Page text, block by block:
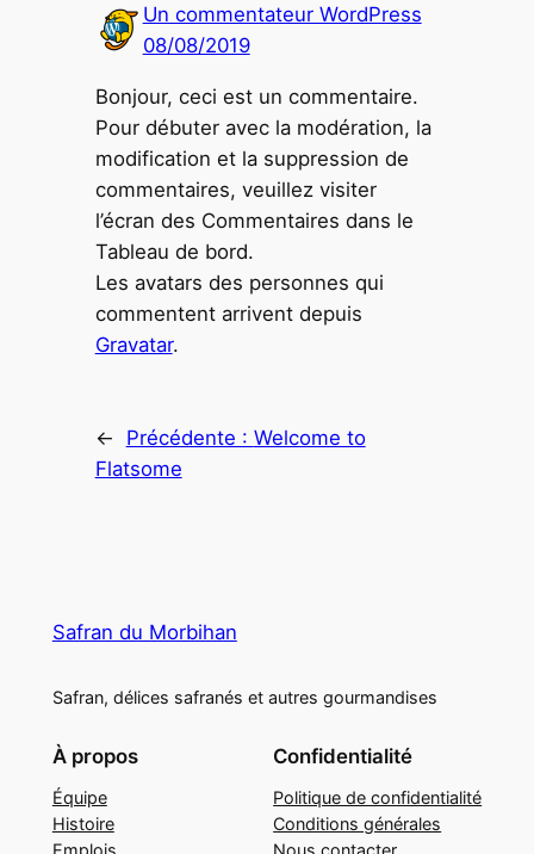
Un commentateur WordPress
08/08/2019
Bonjour, ceci est un commentaire.
Pour débuter avec la modération, la
modification et la suppression de
commentaires, veuillez visiter
l’écran des Commentaires dans le
Tableau de bord.
Les avatars des personnes qui
commentent arrivent depuis
Gravatar.
← Précédente : Welcome to
Flatsome
Safran du Morbihan
Safran, délices safranés et autres gourmandises
À propos
Équipe
Histoire
Confidentialité
Politique de confidentialité
Conditions générales